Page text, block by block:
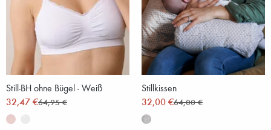
Still-BH ohne Bügel - Weiß
32,47 €64,95 €
Stillkissen
32,00 €64,00 €